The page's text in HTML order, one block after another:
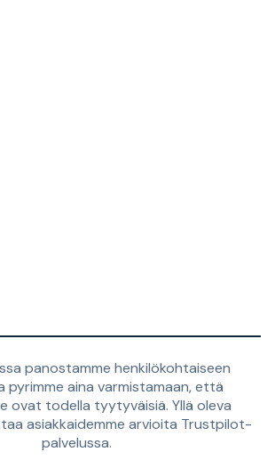
panostamme henkilökohtaiseen
pyrimme aina varmistamaan, että
ovat todella tyytyväisiä. Yllä oleva
asiakkaidemme arvioita Trustpilot-
palvelussa.